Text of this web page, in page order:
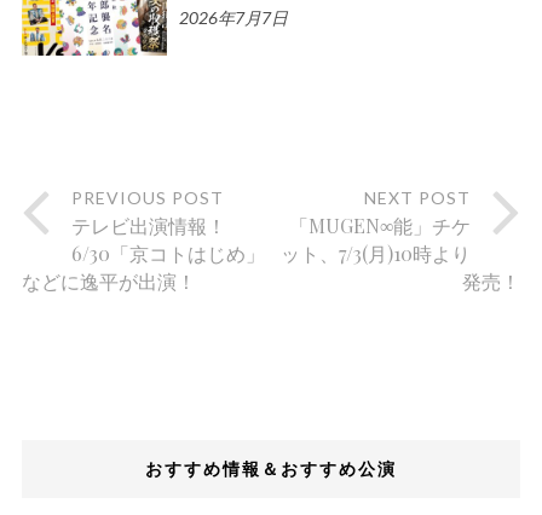
2026年7月7日
PREVIOUS POST
テレビ出演情報！
6/30「京コトはじめ」
などに逸平が出演！
NEXT POST
「MUGEN∞能」チケ
ット、7/3(月)10時より
発売！
おすすめ情報＆おすすめ公演